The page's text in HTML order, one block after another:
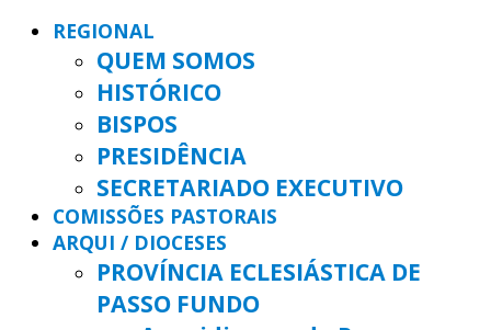
REGIONAL
QUEM SOMOS
HISTÓRICO
BISPOS
PRESIDÊNCIA
SECRETARIADO EXECUTIVO
COMISSÕES PASTORAIS
ARQUI / DIOCESES
PROVÍNCIA ECLESIÁSTICA DE
PASSO FUNDO